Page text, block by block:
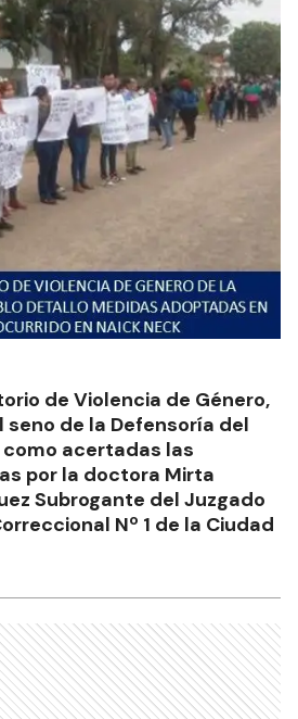
de Violencia de Género,
seno de la Defensoría del
acertadas las
por la doctora Mirta
Subrogante del Juzgado
Nº 1 de la Ciudad